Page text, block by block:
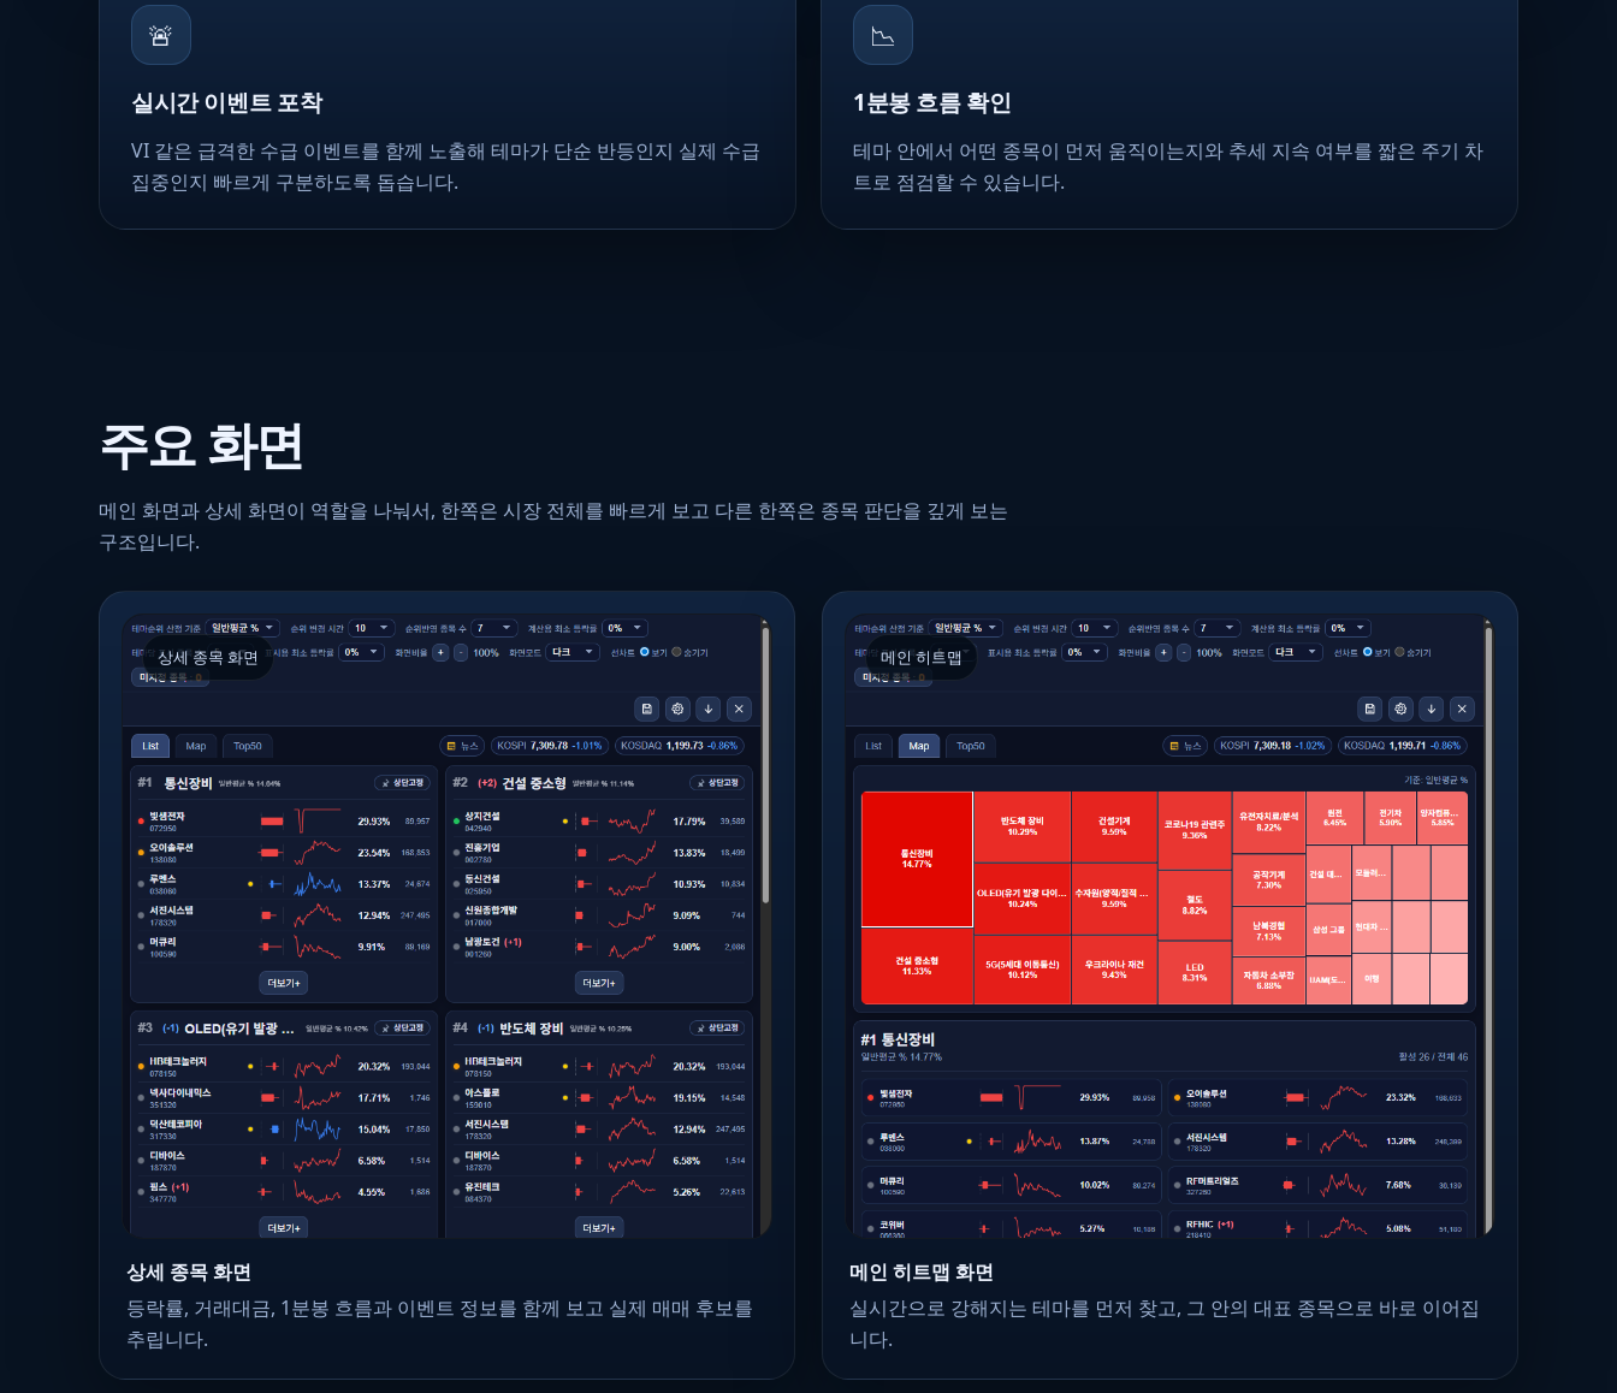
🚨
실시간 이벤트 포착
VI 같은 급격한 수급 이벤트를 함께 노출해 테마가 단순 반등인지 실제 수급
집중인지 빠르게 구분하도록 돕습니다.
📉
1분봉 흐름 확인
테마 안에서 어떤 종목이 먼저 움직이는지와 추세 지속 여부를 짧은 주기 차
트로 점검할 수 있습니다.
주요 화면
메인 화면과 상세 화면이 역할을 나눠서, 한쪽은 시장 전체를 빠르게 보고 다른 한쪽은 종목 판단을 깊게 보는
구조입니다.
상세 종목 화면
상세 종목 화면
등락률, 거래대금, 1분봉 흐름과 이벤트 정보를 함께 보고 실제 매매 후보를
추립니다.
메인 히트맵
메인 히트맵 화면
실시간으로 강해지는 테마를 먼저 찾고, 그 안의 대표 종목으로 바로 이어집
니다.